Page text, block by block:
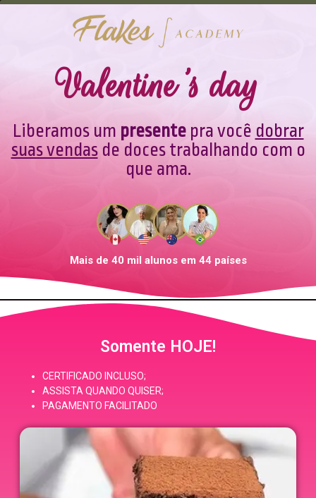
Valentine's day
Liberamos um presentepra você dobrar
suas vendasde doces trabalhando com o
que ama.
Mais de 40 mil alunos em 44 países
Somente HOJE!
CERTIFICADO INCLUSO;
ASSISTA QUANDO QUISER;
PAGAMENTO FACILITADO